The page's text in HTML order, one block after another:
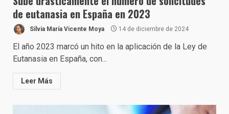
de eutanasia en España en 2023
Silvia María Vicente Moya 14 de diciembre de 2024
El año 2023 marcó un hito en la aplicación de la Ley de
Eutanasia en España, con...
Leer Más